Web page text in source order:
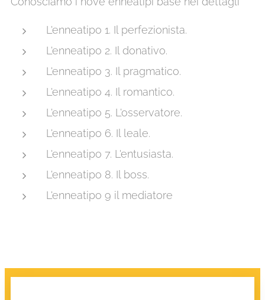
L'enneatipo 1. Il perfezionista.
L'enneatipo 2. Il donativo.
L'enneatipo 3. Il pragmatico.
L'enneatipo 4. Il romantico.
L'enneatipo 5. L'osservatore.
L'enneatipo 6. Il leale.
L'enneatipo 7. L'entusiasta.
L'enneatipo 8. Il boss.
L'enneatipo 9 il mediatore